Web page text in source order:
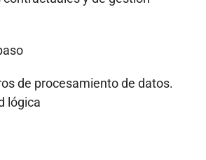
de procesamiento de datos.
lógica